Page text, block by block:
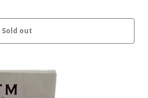
Sold out